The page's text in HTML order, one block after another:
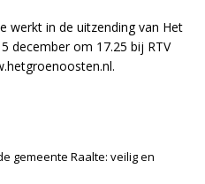
werkt in de uitzending van Het
december om 17.25 bij RTV
gemeente Raalte: veilig en